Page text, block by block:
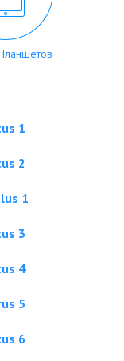
1
2
1
3
4
5
6